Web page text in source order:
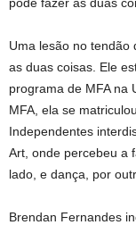
Uma lesão no tendão
as duas coisas. Ele
programa de MFA na
MFA, ela se
Independentes
Art, onde percebeu a
lado, e dança, por
Brendan Fernandes